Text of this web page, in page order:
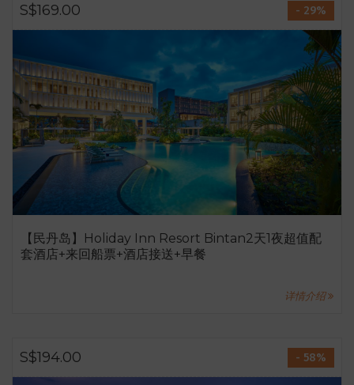
S$169.00 - 29%
【民丹岛】Holiday Inn Resort Bintan2天1夜超值配
套酒店+来回船票+酒店接送+早餐
详情介绍
S$194.00 - 58%